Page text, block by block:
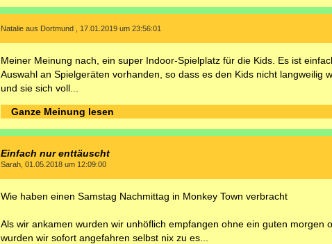
Natalie aus Dortmund , 17.01.2019 um 23:56:01
Meiner Meinung nach, ein super Indoor-Spielplatz für die Kids. Es ist
Auswahl an Spielgeräten vorhanden, so dass es den Kids nicht langweilig
und sie sich voll...
Ganze Meinung lesen
Einfach nur enttäuscht
Sarah, 01.05.2018 um 12:09:00
Wie haben einen Samstag Nachmittag in Monkey Town verbracht
Als wir ankamen wurden wir unhöflich empfangen ohne ein guten morgen
wurden wir sofort angefahren selbst nix zu es...